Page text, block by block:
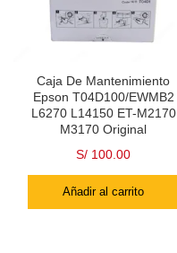
Caja De Mantenimiento
Epson T04D100/EWMB2
L6270 L14150 ET-M2170
M3170 Original
S/ 100.00
Añadir al carrito